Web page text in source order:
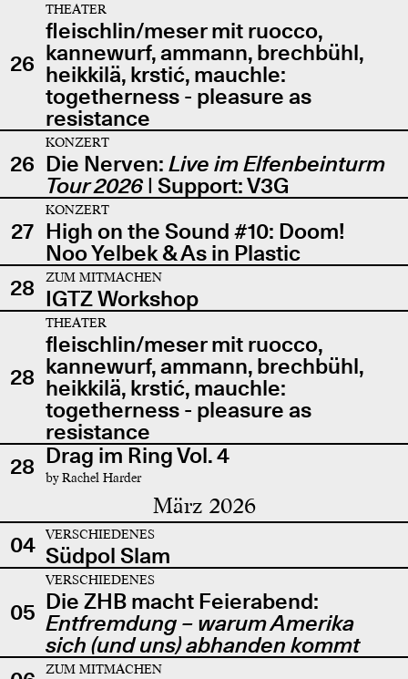
26
THEATER
fleischlin/meser mit ruocco,
kannewurf, ammann, brechbühl,
heikkilä, krstić, mauchle:
togetherness - pleasure as
resistance
26
KONZERT
Die Nerven: Live im Elfenbeinturm
Tour 2026| Support: V3G
27
KONZERT
High on the Sound #10: Doom!
Noo Yelbek & As in Plastic
28
ZUM MITMACHEN
IGTZ Workshop
28
THEATER
fleischlin/meser mit ruocco,
kannewurf, ammann, brechbühl,
heikkilä, krstić, mauchle:
togetherness - pleasure as
resistance
28 Drag im Ring Vol. 4
by Rachel Harder
März 2026
04 VERSCHIEDENES
Südpol Slam
05
VERSCHIEDENES
Die ZHB macht Feierabend:
Entfremdung – warum Amerika
sich (und uns) abhanden kommt
ZUM MITMACHEN